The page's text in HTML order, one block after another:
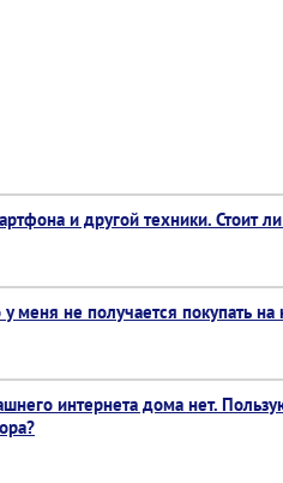
и другой техники. Стоит
не получается покупать
интернета дома нет.